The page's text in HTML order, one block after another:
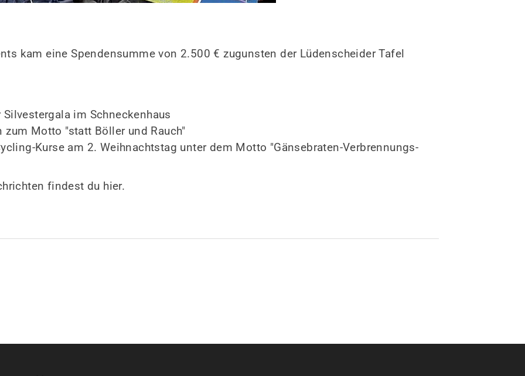
kam eine Spendensumme von 2.500 € zugunsten der Lüdenscheider Tafel
im Schneckenhaus
zum Motto "statt Böller und Rauch"
Kurse am 2. Weihnachtstag unter dem Motto "Gänsebraten-Verbrennungs-
findest du hier.